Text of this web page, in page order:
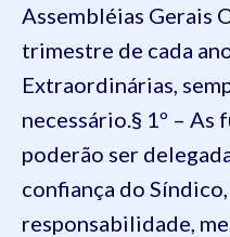
Assembléias Gerais
trimestre de cada
Extraordinárias,
necessário.§ 1º – As
poderão ser
confiança do
responsabilidade,